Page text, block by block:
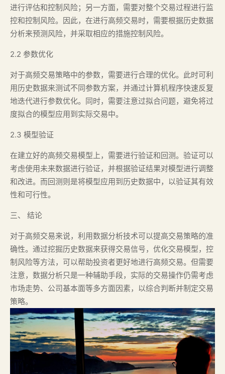
进行评估和控制风险；另一方面，需要对整个交易过程进行监
控和控制风险。因此，在进行高频交易时，需要根据历史数据
分析来预测风险，并采取相应的措施控制风险。
2.2 参数优化
对于高频交易策略中的参数，需要进行合理的优化。此时可利
用历史数据来测试不同参数方案，并通过计算机程序快速反复
地迭代进行参数优化。同时，需要注意过拟合问题，避免将过
度拟合的模型应用到实际交易中。
2.3 模型验证
在建立好的高频交易模型上，需要进行验证和回测。验证可以
考虑使用未来数据进行验证，并根据验证结果对模型进行调整
和改进。而回测则是将模型应用到历史数据中，以验证其有效
性和可行性。
三、 结论
对于高频交易来说，利用数据分析技术可以提高交易策略的准
确性。通过挖掘历史数据来获得交易信号，优化交易模型，控
制风险等方法，可以帮助投资者更好地进行高频交易。但需要
注意，数据分析只是一种辅助手段，实际的交易操作仍需考虑
市场走势、公司基本面等多方面因素，以综合判断并制定交易
策略。